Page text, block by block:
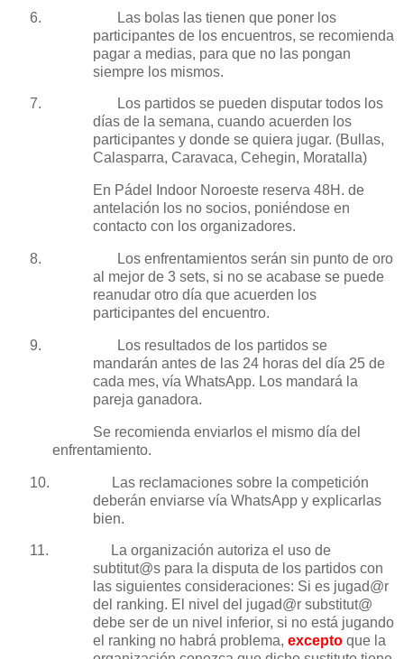
6.
Las bolas las tienen que poner los
participantes de los encuentros, se recomienda
pagar a medias, para que no las pongan
siempre los mismos.
7.
Los partidos se pueden disputar todos los
días de la semana, cuando acuerden los
participantes y donde se quiera jugar. (Bullas,
Calasparra, Caravaca, Cehegin, Moratalla)
En Pádel Indoor Noroeste reserva 48H. de
antelación los no socios, poniéndose en
contacto con los organizadores.
8.
Los enfrentamientos serán sin punto de oro
al mejor de 3 sets, si no se acabase se puede
reanudar otro día que acuerden los
participantes del encuentro.
9.
Los resultados de los partidos se
mandarán antes de las 24 horas del día 25 de
cada mes, vía WhatsApp. Los mandará la
pareja ganadora.
Se recomienda enviarlos el mismo día del
enfrentamiento.
10.
Las reclamaciones sobre la competición
deberán enviarse vía WhatsApp y explicarlas
bien.
11.
La organización autoriza el uso de
subtitut@s para la disputa de los partidos con
las siguientes consideraciones: Si es jugad@r
del ranking. El nivel del jugad@r substitut@
debe ser de un nivel inferior, si no está jugando
el ranking no habrá problema, excepto que la